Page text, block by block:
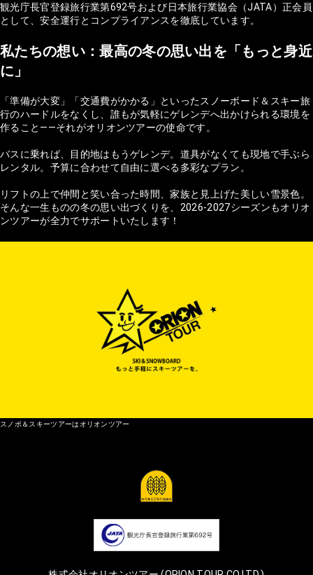
観光庁長官登録旅行業第692号および日本旅行業協会（JATA）正会員
として、安全運行とコンプライアンスを徹底しています。
私たちの想い：最高の冬の思い出を「もっと身近
に」
「準備が大変」「交通費がかかる」といったスノーボード＆スキー旅
行のハードルをなくし、誰もが気軽にゲレンデへ出かけられる環境を
作ること——それがオリオンツアーの使命です。
バスに乗れば、目的地はもうゲレンデ。道具がなくても現地で手ぶら
レンタル。予算に合わせて自由に選べる多彩なプラン。
リフトの上で仲間と笑い合った時間、家族と見上げた美しい雪景色。
そんな一生ものの冬の思い出づくりを、2026-2027シーズンもオリオ
ンツアーが全力でサポートいたします！
スノボ＆スキーツアーはオリオンツアー